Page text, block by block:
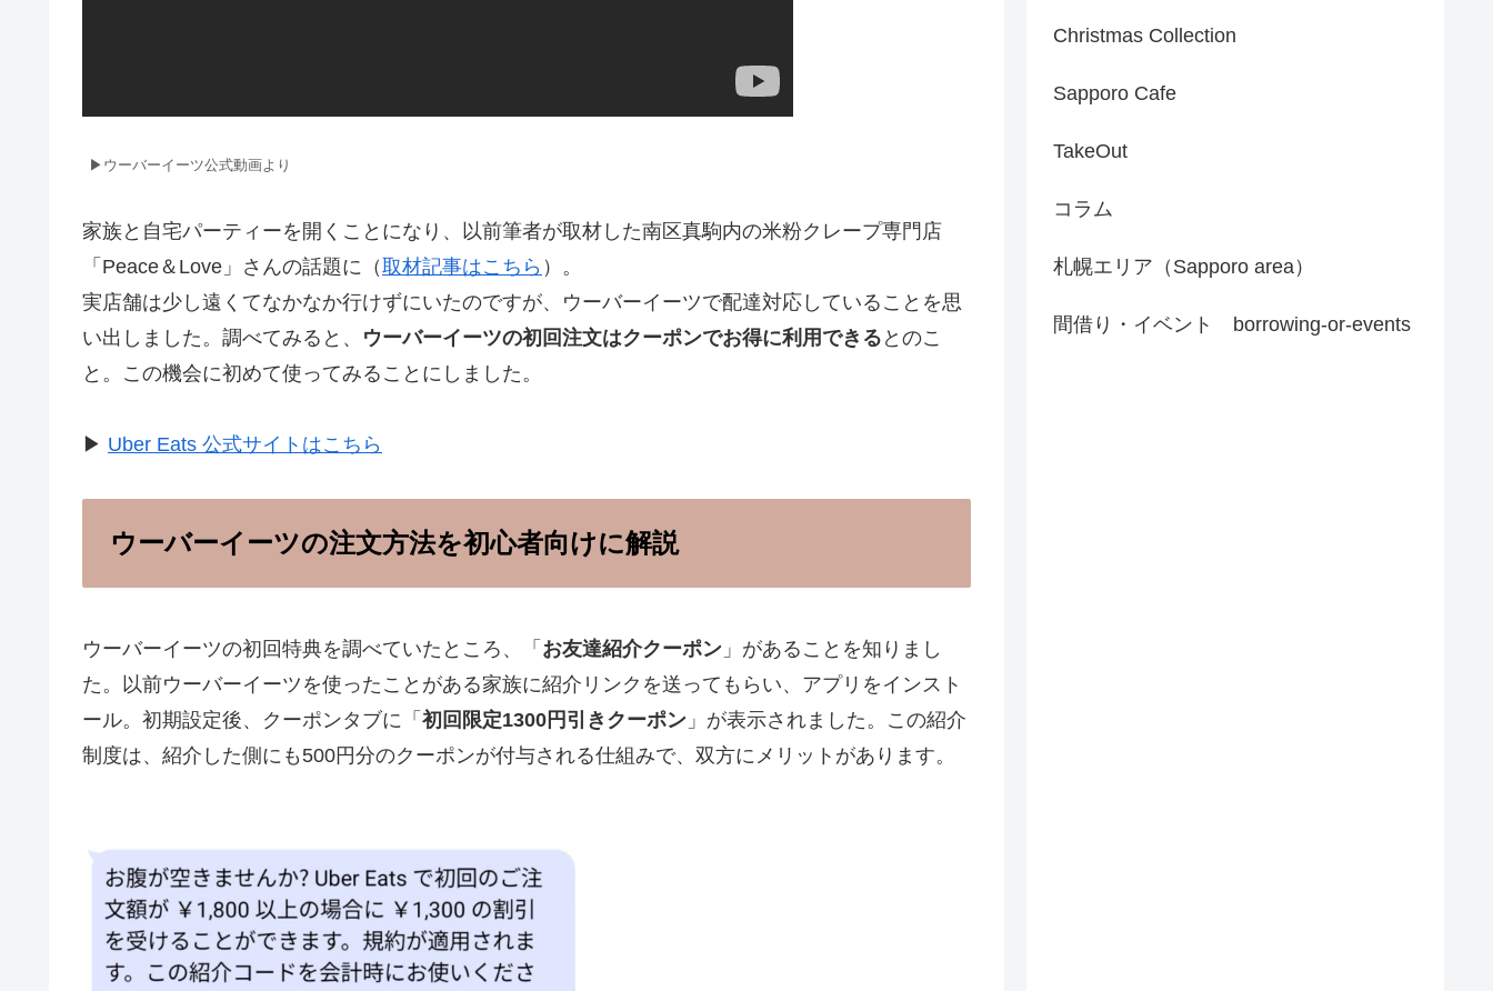
▶ウーバーイーツ公式動画より
家族と自宅パーティーを開くことになり、以前筆者が取材した南区真駒内の米粉クレープ専門店
「Peace＆Love」さんの話題に（取材記事はこちら ）。
実店舗は少し遠くてなかなか行けずにいたのですが、ウーバーイーツで配達対応していることを思
い出しました。調べてみると、 ウーバーイーツの初回注文はクーポンでお得に利用できる とのこ
と。この機会に初めて使ってみることにしました。
▶︎ Uber Eats 公式サイトはこちら
ウーバーイーツの注文方法を初心者向けに解説
ウーバーイーツの初回特典を調べていたところ、「 お友達紹介クーポン 」があることを知りまし
た。以前ウーバーイーツを使ったことがある家族に紹介リンクを送ってもらい、アプリをインスト
ール。初期設定後、クーポンタブに「 初回限定1300円引きクーポン 」が表示されました。この紹介
制度は、紹介した側にも500円分のクーポンが付与される仕組みで、双方にメリットがあります。
Christmas Collection
Sapporo Cafe
TakeOut
コラム
札幌エリア（Sapporo area）
間借り・イベント borrowing-or-events